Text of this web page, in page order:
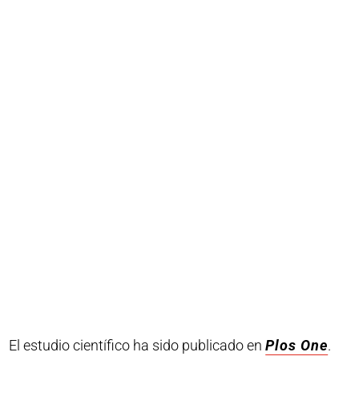
El estudio científico ha sido publicado enPlos One.